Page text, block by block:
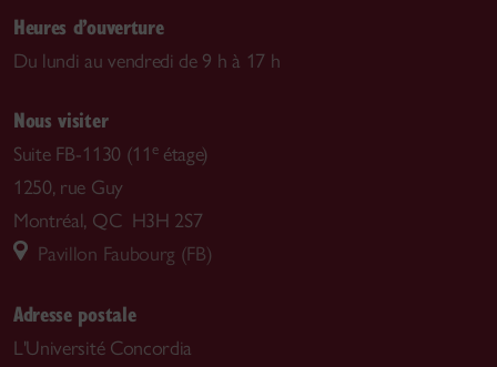
Heures d’ouverture
Du lundi au vendredi de 9 h à 17 h
Nous visiter
Suite FB-1130 (11 eétage)
1250, rue Guy
Montréal, QC H3H 2S7
Pavillon Faubourg (FB)
Adresse postale
L'Université Concordia